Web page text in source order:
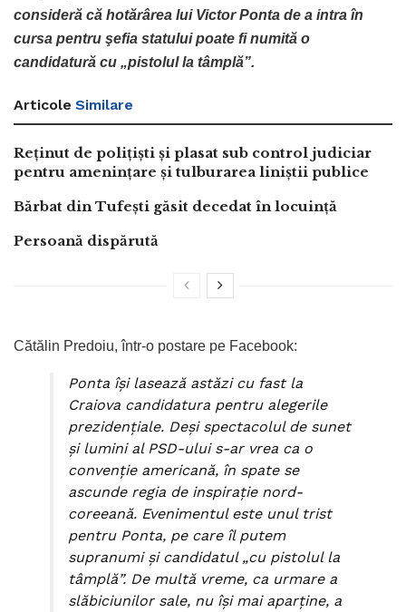
consideră că hotărârea lui Victor Ponta de a intra în
cursa pentru şefia statului poate fi numită o
candidatură cu „pistolul la tâmplă”.
Articole Similare
Reținut de polițiști și plasat sub control judiciar
pentru amenințare și tulburarea liniștii publice
Bărbat din Tufești găsit decedat în locuință
Persoană dispărută
Cătălin Predoiu, într-o postare pe Facebook:
Ponta îşi lasează astăzi cu fast la
Craiova candidatura pentru alegerile
prezidenţiale. Deşi spectacolul de sunet
şi lumini al PSD-ului s-ar vrea ca o
convenţie americană, în spate se
ascunde regia de inspiraţie nord-
coreeană. Evenimentul este unul trist
pentru Ponta, pe care îl putem
supranumi şi candidatul „cu pistolul la
tâmplă”. De multă vreme, ca urmare a
slăbiciunilor sale, nu îşi mai aparţine, a